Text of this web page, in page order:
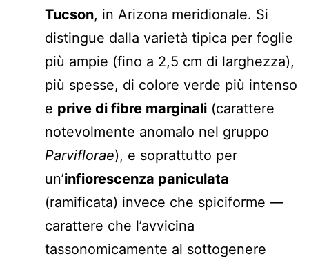
Tucson, in Arizona meridionale. Si
distingue dalla varietà tipica per foglie
più ampie (fino a 2,5 cm di larghezza),
più spesse, di colore verde più intenso
e prive di fibre marginali (carattere
notevolmente anomalo nel gruppo
Parviflorae), e soprattutto per
un’infiorescenza paniculata
(ramificata) invece che spiciforme —
carattere che l’avvicina
tassonomicamente al sottogenere